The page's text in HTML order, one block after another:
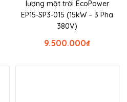
lượng mặt trời EcoPower
EP15-SP3-015 (15kW – 3 Pha
380V)
₫
9.500.000